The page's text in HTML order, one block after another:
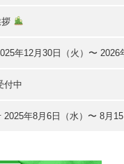
年12月30日（火）〜 2026
付中
年8月6日（水）〜 8月15